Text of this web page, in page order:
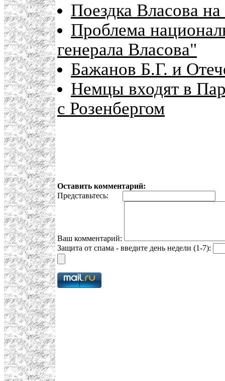
Поездка Власова
Проблема
генерала Власова"
Бажанов Б.Г. и
Немцы входят в
с Розенбергом
Оставить комментарий:
Представьтесь:
Ваш комментарий:
Защита от спама - введите день недели (1-7):